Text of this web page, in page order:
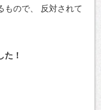
ので、
反対されて
た！